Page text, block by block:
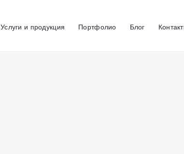
Услуги и продукция Портфолио Блог